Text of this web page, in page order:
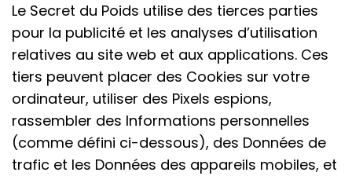
Le Secret du Poids utilise des tierces parties
pour la publicité et les analyses d’utilisation
relatives au site web et aux applications. Ces
tiers peuvent placer des Cookies sur votre
ordinateur, utiliser des Pixels espions,
rassembler des Informations personnelles
(comme défini ci-dessous), des Données de
trafic et les Données des appareils mobiles, et